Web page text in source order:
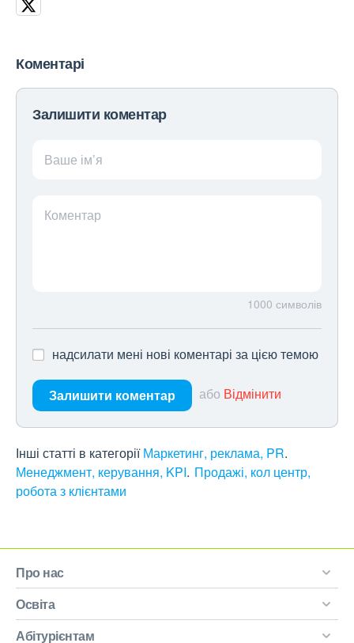
Коментарі
Залишити коментар
Ваше ім’я
Коментар
1000 символів
надсилати мені нові коментарі за цією темою
Залишити коментар або Відмінити
Інші статті в категорії Маркетинг, реклама, PR
Менеджмент, керування, KPI Продажі, кол центр,
робота з клієнтами
Про нас
Освіта
Абітурієнтам